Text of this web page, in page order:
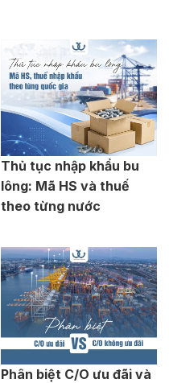
Thủ tục nhập khẩu bu
lông: Mã HS và thuế
theo từng nước
Phân biệt C/O ưu đãi và